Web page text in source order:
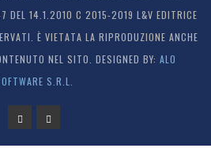
14.1.2010 C 2015-2019 L&V EDITRICE
È VIETATA LA RIPRODUZIONE ANCHE
NEL SITO. DESIGNED BY: ALO
S.R.L.